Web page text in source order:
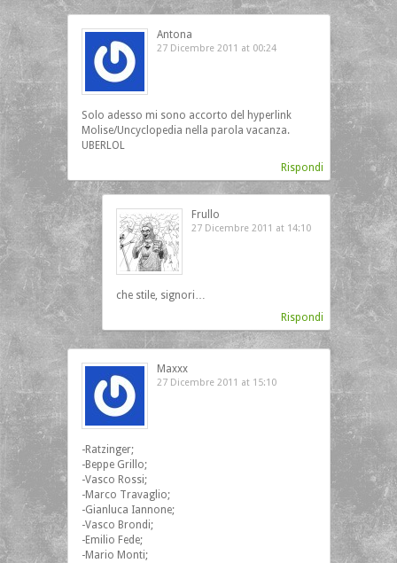
Antona
27 Dicembre 2011 at 00:24
Solo adesso mi sono accorto del hyperlink
Molise/Uncyclopedia nella parola vacanza.
UBERLOL
Rispondi
Frullo
27 Dicembre 2011 at 14:10
che stile, signori…
Rispondi
Maxxx
27 Dicembre 2011 at 15:10
-Ratzinger;
-Beppe Grillo;
-Vasco Rossi;
-Marco Travaglio;
-Gianluca Iannone;
-Vasco Brondi;
-Emilio Fede;
-Mario Monti;